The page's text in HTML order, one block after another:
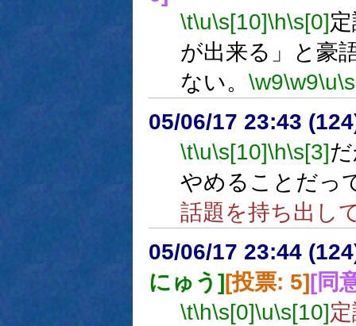
\t\u\s[10]\h\s[0]
が出来る」と豪
ない。 \w9\w9\u
05/06/17 23:43
\t\u\s[10]\h\s[3]
やめることだっ
話題を持ち出し
05/06/17 23:44
にゅう] [投票: 5] [同
\t\h\s[0]\u\s[10]